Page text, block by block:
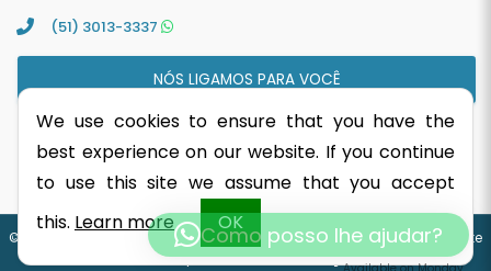
(51) 3013-3337
NÓS LIGAMOS PARA VOCÊ
©2026. Todos os direitos reservados | DETALHES CONTABILIDADE |
Site
Contábil feito porICNEx Comunicação Web
Como posso lhe ajudar?
We use cookies to ensure that you have the
best experience on our website. If you continue
to use this site we assume that you accept
this. Learn more OK